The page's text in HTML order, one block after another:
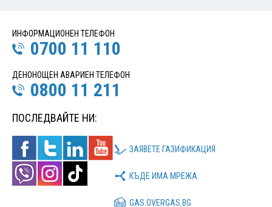
ИНФОРМАЦИОНЕН ТЕЛЕФОН
0700 11 110
ДЕНОНОЩЕН АВАРИЕН ТЕЛЕФОН
0800 11 211
ПОСЛЕДВАЙТЕ НИ:
ЗАЯВЕТЕ ГАЗИФИКАЦИЯ
КЪДЕ ИМА МРЕЖА
GAS.OVERGAS.BG